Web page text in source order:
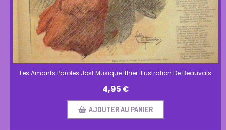
Les Amants Paroles Jost Musique Ithier illustration De Beauvais
4,95€
AJOUTER AU PANIER